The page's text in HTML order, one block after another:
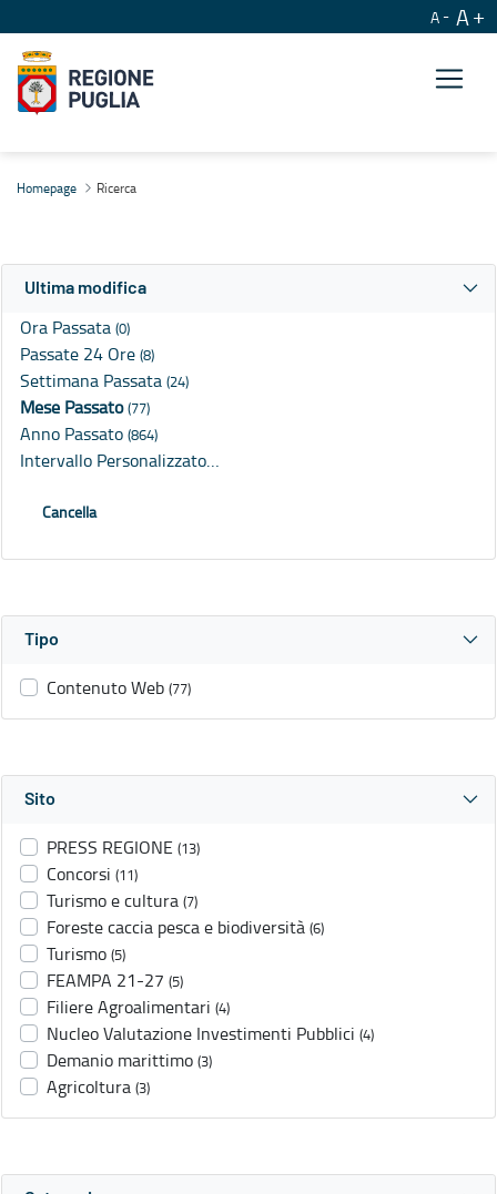
A A
Homepage Ricerca
Ultima modifica
Ora Passata (0)
Passate 24 Ore (8)
Settimana Passata (24)
Mese Passato(77)
Anno Passato (864)
Intervallo Personalizzato…
Cancella
Tipo
Contenuto Web (77)
Sito
PRESS REGIONE (13)
Concorsi (11)
Turismo e cultura (7)
Foreste caccia pesca e biodiversità (6)
Turismo (5)
FEAMPA 21-27 (5)
Filiere Agroalimentari (4)
Nucleo Valutazione Investimenti Pubblici (4)
Demanio marittimo (3)
Agricoltura (3)